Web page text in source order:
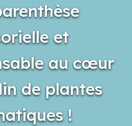
et
au cœur
de plantes
!